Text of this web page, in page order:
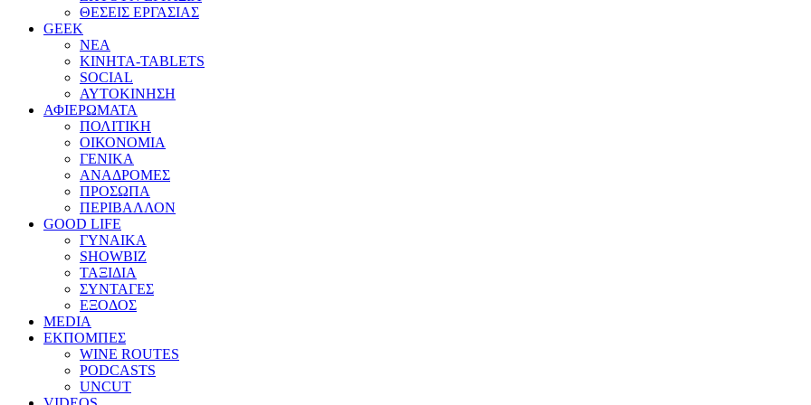
ΘΕΣΕΙΣ ΕΡΓΑΣΙΑΣ
GEEK
ΝΕΑ
ΚΙΝΗΤΑ-TABLETS
SOCIAL
ΑΥΤΟΚΙΝΗΣΗ
ΑΦΙΕΡΩΜΑΤΑ
ΠΟΛΙΤΙΚΗ
ΟΙΚΟΝΟΜΙΑ
ΓΕΝΙΚΑ
ΑΝΑΔΡΟΜΕΣ
ΠΡΟΣΩΠΑ
ΠΕΡΙΒΑΛΛΟΝ
GOOD LIFE
ΓΥΝΑΙΚΑ
SHOWBIZ
ΤΑΞΙΔΙΑ
ΣΥΝΤΑΓΕΣ
ΕΞΟΔΟΣ
MEDIA
ΕΚΠΟΜΠΕΣ
WINE ROUTES
PODCASTS
UNCUT